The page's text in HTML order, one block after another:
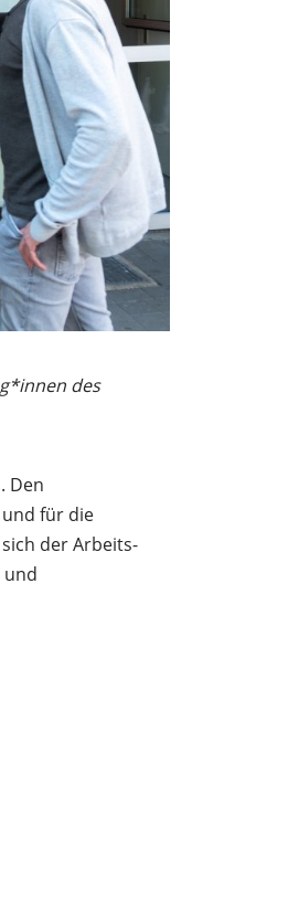
des
Den
für die
der Arbeits-
und